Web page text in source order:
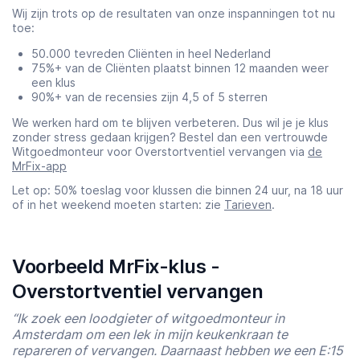
Wij zijn trots op de resultaten van onze inspanningen tot nu
toe:
50.000 tevreden Cliënten in heel Nederland
75%+ van de Cliënten plaatst binnen 12 maanden weer
een klus
90%+ van de recensies zijn 4,5 of 5 sterren
We werken hard om te blijven verbeteren. Dus wil je je klus
zonder stress gedaan krijgen? Bestel dan een vertrouwde
Witgoedmonteur voor Overstortventiel vervangen via de
MrFix-app
Let op: 50% toeslag voor klussen die binnen 24 uur, na 18 uur
of in het weekend moeten starten: zie Tarieven.
Voorbeeld MrFix-klus -
Overstortventiel vervangen
“Ik zoek een loodgieter of witgoedmonteur in
Amsterdam om een lek in mijn keukenkraan te
repareren of vervangen. Daarnaast hebben we een E:15